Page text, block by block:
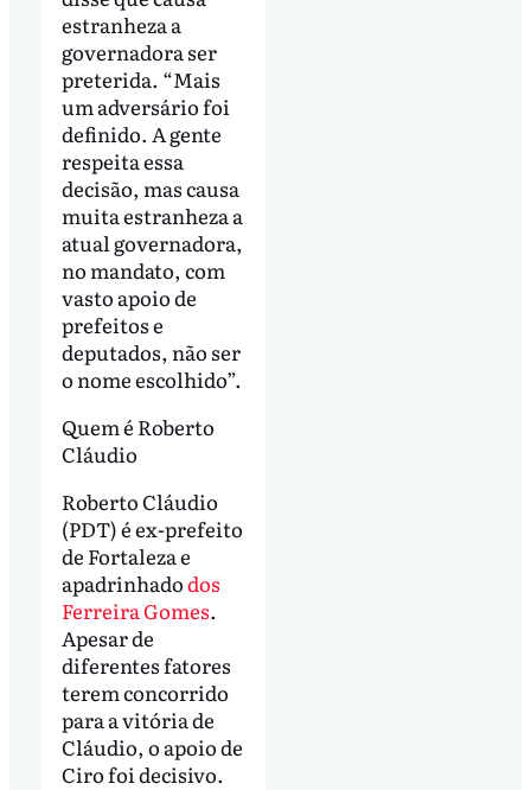
estranheza a
governadora ser
preterida. “Mais
um adversário foi
definido. A gente
respeita essa
decisão, mas causa
muita estranheza a
atual governadora,
no mandato, com
vasto apoio de
prefeitos e
deputados, não ser
o nome escolhido”.
Quem é Roberto
Cláudio
Roberto Cláudio
(PDT) é ex-prefeito
de Fortaleza e
apadrinhadodos
Ferreira Gomes.
Apesar de
diferentes fatores
terem concorrido
para a vitória de
Cláudio, o apoio de
Ciro foi decisivo.